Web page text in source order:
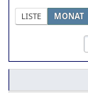
LISTE MONAT